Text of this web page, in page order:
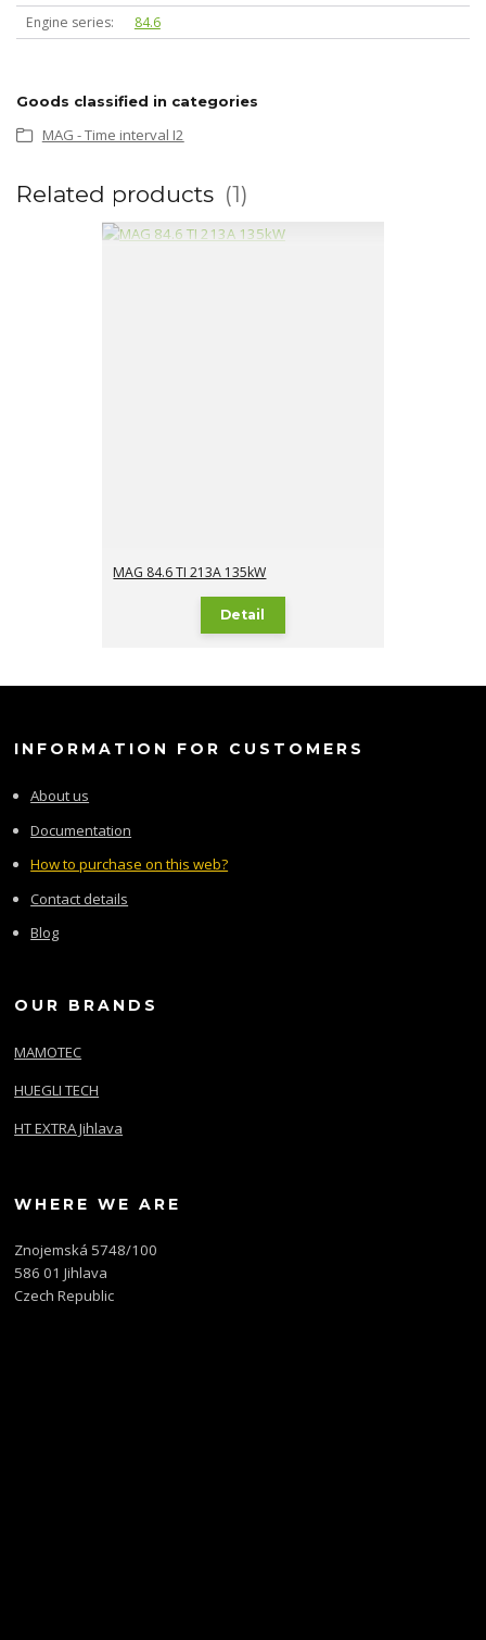
Engine series
84.6
Goods classified in categories
MAG - Time interval I2
Related products 1
MAG 84.6 TI 213A 135kW
Detail
INFORMATION FOR CUSTOMERS
About us
Documentation
How to purchase on this web?
Contact details
Blog
OUR BRANDS
MAMOTEC
HUEGLI TECH
HT EXTRA Jihlava
WHERE WE ARE
Znojemská 5748/100
586 01 Jihlava
Czech Republic